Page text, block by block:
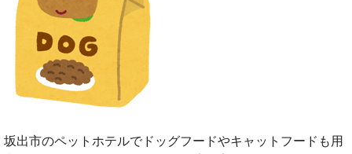
坂出市のペットホテルでドッグフードやキャットフードも用